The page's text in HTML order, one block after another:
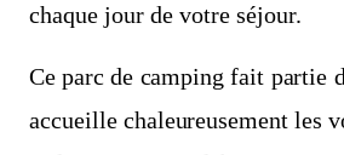
chaque jour de votre séjour.
Ce parc de camping fait partie
accueille chaleureusement les